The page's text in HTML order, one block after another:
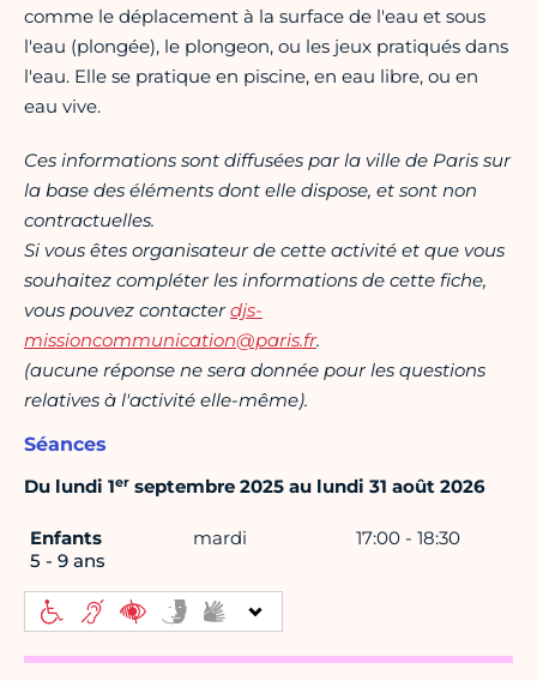
comme le déplacement à la surface de l'eau et sous
l'eau (plongée), le plongeon, ou les jeux pratiqués dans
l'eau. Elle se pratique en piscine, en eau libre, ou en
eau vive.
Ces informations sont diffusées par la ville de Paris sur
la base des éléments dont elle dispose, et sont non
contractuelles.
Si vous êtes organisateur de cette activité et que vous
souhaitez compléter les informations de cette fiche,
vous pouvez contacterdjs-
missioncommunication@paris.fr.
(aucune réponse ne sera donnée pour les questions
relatives à l'activité elle-même).
Séances
Du lundi 1er septembre 2025 au lundi 31 août 2026
Enfants
5 - 9 ans
mardi 17:00 - 18:30